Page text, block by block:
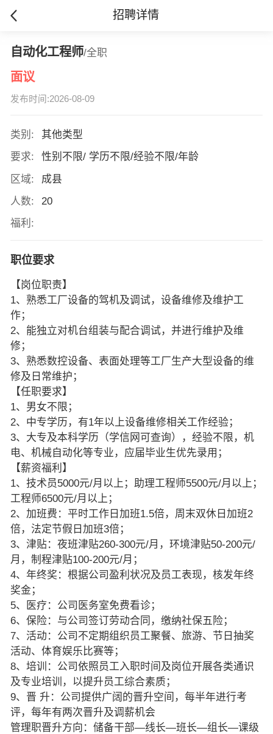
招聘详情
自动化工程师/全职
面议
发布时间:2026-08-09
类别:
其他类型
要求:
性别不限/ 学历不限/经验不限/年龄
区域:
成县
人数:
20
福利:
职位要求
【岗位职责】
1、熟悉工厂设备的驾机及调试，设备维修及维护工
作；
2、能独立对机台组装与配合调试，并进行维护及维
修；
3、熟悉数控设备、表面处理等工厂生产大型设备的维
修及日常维护；
【任职要求】
1、男女不限；
2、中专学历，有1年以上设备维修相关工作经验；
3、大专及本科学历（学信网可查询），经验不限，机
电、机械自动化等专业，应届毕业生优先录用；
【薪资福利】
1、技术员5000元/月以上；助理工程师5500元/月以上；
工程师6500元/月以上；
2、加班费：平时工作日加班1.5倍，周末双休日加班2
倍，法定节假日加班3倍；
3、津贴：夜班津贴260-300元/月，环境津贴50-200元/
月，制程津贴100-200元/月；
4、年终奖：根据公司盈利状况及员工表现，核发年终
奖金；
5、医疗：公司医务室免费看诊；
6、保险：与公司签订劳动合同，缴纳社保五险；
7、活动：公司不定期组织员工聚餐、旅游、节日抽奖
活动、体育娱乐比赛等；
8、培训：公司依照员工入职时间及岗位开展各类通识
及专业培训，以提升员工综合素质；
9、晋 升：公司提供广阔的晋升空间，每半年进行考
评，每年有两次晋升及调薪机会
管理职晋升方向：储备干部—线长—班长—组长—课级